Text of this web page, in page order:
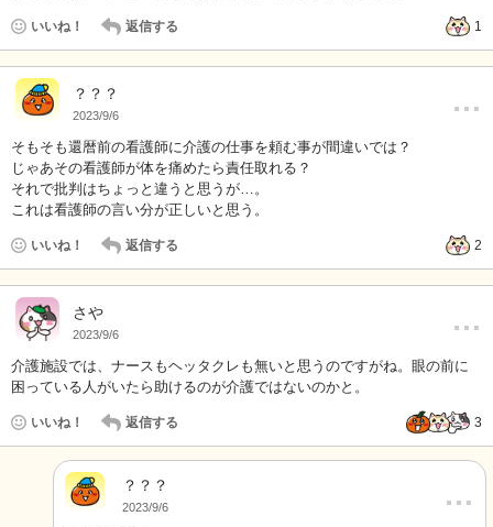
いいね！ 返信する 1
？？？
2023/9/6 …
そもそも還暦前の看護師に介護の仕事を頼む事が間違いでは？
じゃあその看護師が体を痛めたら責任取れる？
それで批判はちょっと違うと思うが…。
これは看護師の言い分が正しいと思う。
いいね！ 返信する 2
さや
2023/9/6 …
介護施設では、ナースもヘッタクレも無いと思うのですがね。眼の前に
困っている人がいたら助けるのが介護ではないのかと。
いいね！ 返信する 3
？？？
2023/9/6 …